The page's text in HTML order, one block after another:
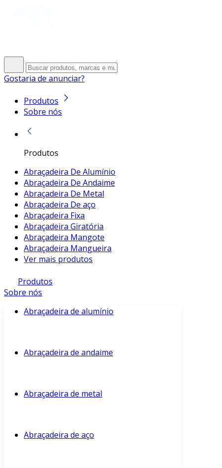
Gostaria de anunciar?
Produtos
Sobre nós
Produtos
Abraçadeira De Alumínio
Abraçadeira De Andaime
Abraçadeira De Metal
Abraçadeira De aço
Abraçadeira Fixa
Abraçadeira Giratória
Abraçadeira Mangote
Abraçadeira Mangueira
Ver mais produtos
Produtos
Sobre nós
Abraçadeira de alumínio
Abraçadeira de andaime
Abraçadeira de metal
Abraçadeira de aço